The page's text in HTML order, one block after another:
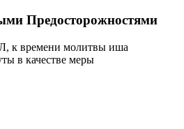
Предосторожностями
к времени молитвы иша
в качестве меры